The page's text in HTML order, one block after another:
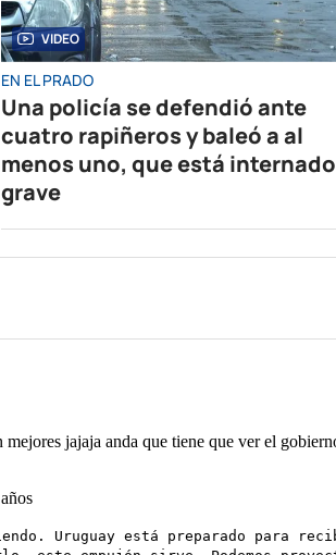
VIDEO
EN EL PRADO
Una policía se defendió ante
cuatro rapiñeros y baleó a al
menos uno, que está internado
grave